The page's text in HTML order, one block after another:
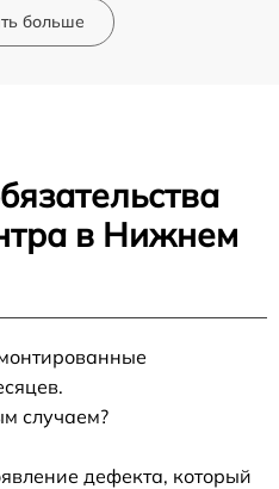
больше
в Нижнем
случаем?
дефекта, который